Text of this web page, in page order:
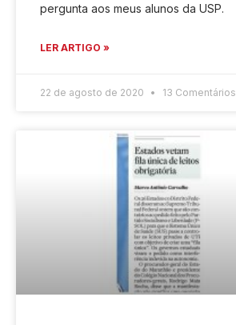
pergunta aos meus alunos da USP.
LER ARTIGO »
22 de agosto de 2020 13 Comentários